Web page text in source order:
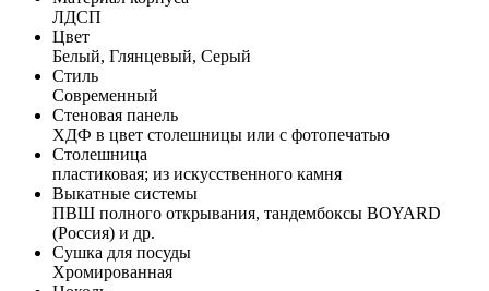
ЛДСП
Цвет
Белый, Глянцевый, Серый
Стиль
Современный
Стеновая панель
ХДФ в цвет столешницы или с фотопечатью
Столешница
пластиковая; из искусственного камня
Выкатные системы
ПВШ полного открывания, тандембоксы BOYARD
(Россия) и др.
Сушка для посуды
Хромированная